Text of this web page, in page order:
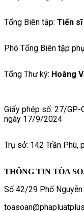
Tổng Biên tập: Tiến sĩ
Phó Tổng Biên tập
Tổng Thư ký: Hoàng
Giấy phép số: 27/GP-
ngày 17/9/2024
Trụ sở: 142 Trần Phú,
THÔNG TIN TÒA
Số 42/29 Phố Nguyễn